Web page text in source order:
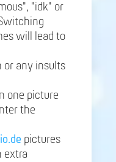
"idk" or
will lead to
or any insults
one picture
the
pictures
extra